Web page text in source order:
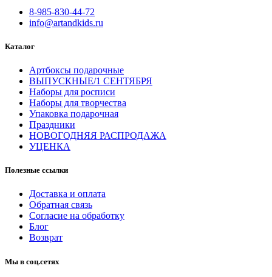
8-985-830-44-72
info@artandkids.ru
Каталог
Артбоксы подарочные
ВЫПУСКНЫЕ/1 СЕНТЯБРЯ
Наборы для росписи
Наборы для творчества
Упаковка подарочная
Праздники
НОВОГОДНЯЯ РАСПРОДАЖА
УЦЕНКА
Полезные ссылки
Доставка и оплата
Обратная связь
Согласие на обработку
Блог
Возврат
Мы в соц.сетях